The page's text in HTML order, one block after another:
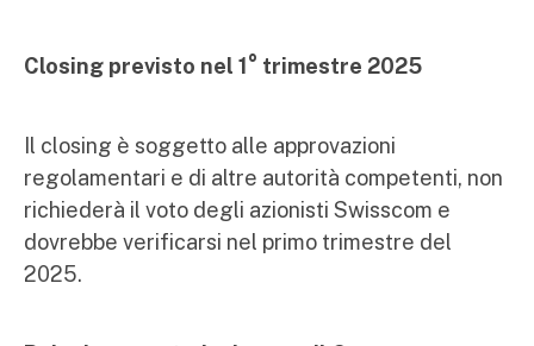
Closing previsto nel 1° trimestre 2025
Il closing è soggetto alle approvazioni
regolamentari e di altre autorità competenti, non
richiederà il voto degli azionisti Swisscom e
dovrebbe verificarsi nel primo trimestre del
2025.